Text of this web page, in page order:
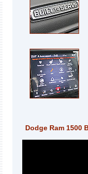
Dodge Ram 1500